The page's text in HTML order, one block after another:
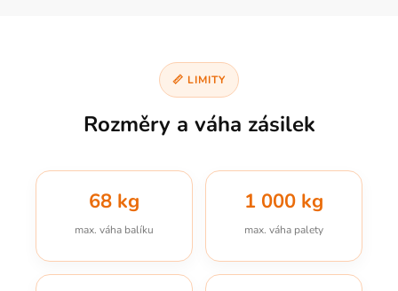
📏 LIMITY
Rozměry a váha zásilek
68 kg
max. váha balíku
1 000 kg
max. váha palety